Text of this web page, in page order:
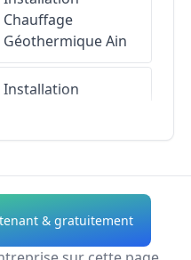
Chauffage
GéothermiqueAin
Installation
Chauffage
GéothermiqueAllier
& gratuitement